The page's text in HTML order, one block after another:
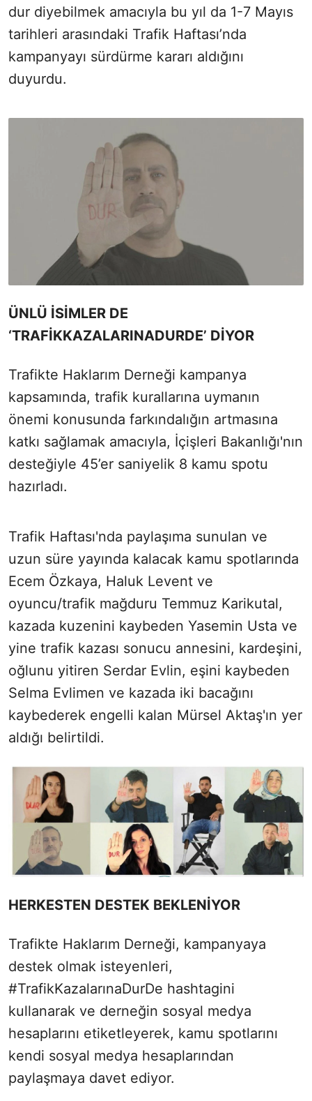
dur diyebilmek amacıyla bu yıl da 1-7 Mayıs
tarihleri arasındaki Trafik Haftası’nda
kampanyayı sürdürme kararı aldığını
duyurdu.
ÜNLÜ İSİMLER DE
‘TRAFİKKAZALARINADURDE’ DİYOR
Trafikte Haklarım Derneği kampanya
kapsamında, trafik kurallarına uymanın
önemi konusunda farkındalığın artmasına
katkı sağlamak amacıyla, İçişleri Bakanlığı'nın
desteğiyle 45’er saniyelik 8 kamu spotu
hazırladı.
Trafik Haftası'nda paylaşıma sunulan ve
uzun süre yayında kalacak kamu spotlarında
Ecem Özkaya, Haluk Levent ve
oyuncu/trafik mağduru Temmuz Karikutal,
kazada kuzenini kaybeden Yasemin Usta ve
yine trafik kazası sonucu annesini, kardeşini,
oğlunu yitiren Serdar Evlin, eşini kaybeden
Selma Evlimen ve kazada iki bacağını
kaybederek engelli kalan Mürsel Aktaş'ın yer
aldığı belirtildi.
HERKESTEN DESTEK BEKLENİYOR
Trafikte Haklarım Derneği, kampanyaya
destek olmak isteyenleri,
#TrafikKazalarınaDurDe hashtagini
kullanarak ve derneğin sosyal medya
hesaplarını etiketleyerek, kamu spotlarını
kendi sosyal medya hesaplarından
paylaşmaya davet ediyor.